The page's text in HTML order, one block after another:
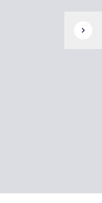
chevron_right